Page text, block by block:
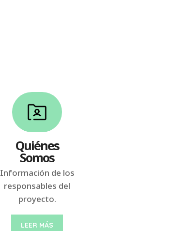
Quiénes
Somos
Información de los
responsables del
proyecto.
LEER MÁS